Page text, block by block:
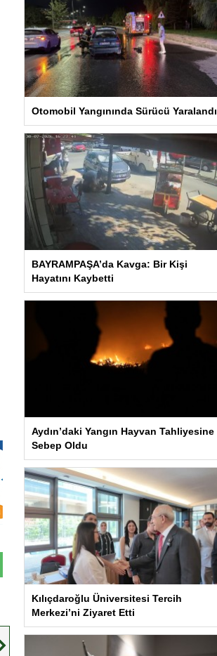
Otomobil Yangınında Sürücü Yaralandı
BAYRAMPAŞA’da Kavga: Bir Kişi
Hayatını Kaybetti
Aydın’daki Yangın Hayvan Tahliyesine
Sebep Oldu
Kılıçdaroğlu Üniversitesi Tercih
Merkezi’ni Ziyaret Etti